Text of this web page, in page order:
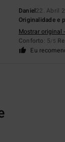
Daniel22. Abril
Originalidade e
Mostrar original
Conforto: 5/5
Eu